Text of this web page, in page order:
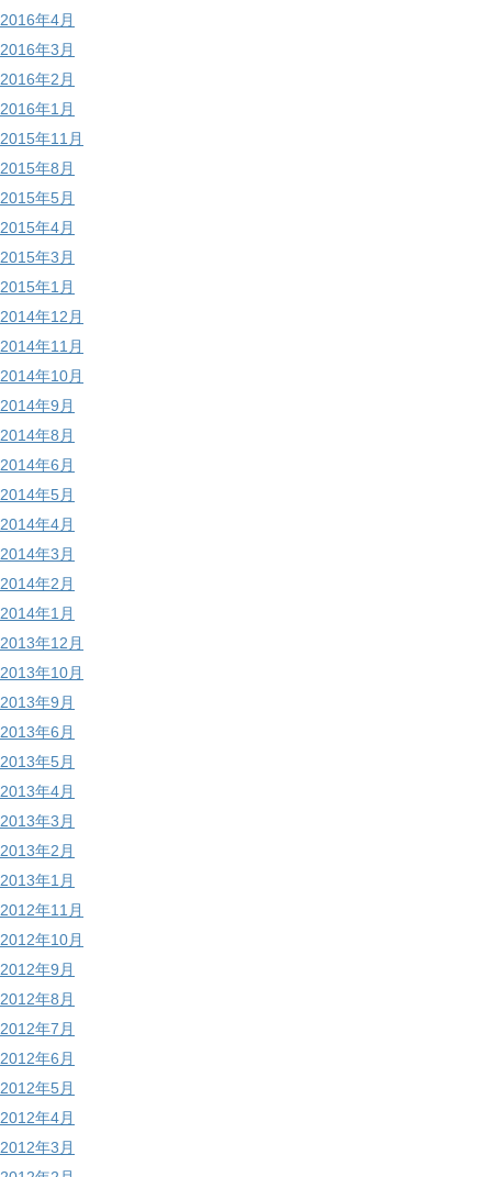
2016年4月
2016年3月
2016年2月
2016年1月
2015年11月
2015年8月
2015年5月
2015年4月
2015年3月
2015年1月
2014年12月
2014年11月
2014年10月
2014年9月
2014年8月
2014年6月
2014年5月
2014年4月
2014年3月
2014年2月
2014年1月
2013年12月
2013年10月
2013年9月
2013年6月
2013年5月
2013年4月
2013年3月
2013年2月
2013年1月
2012年11月
2012年10月
2012年9月
2012年8月
2012年7月
2012年6月
2012年5月
2012年4月
2012年3月